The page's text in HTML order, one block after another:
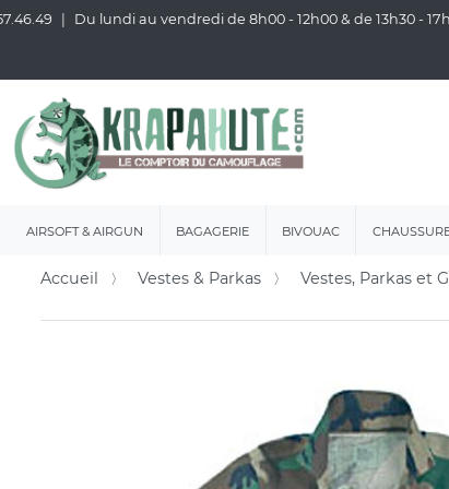
Du lundi au vendredi de 8h00 - 12h00 & de 13h30 -
AIRSOFT & AIRGUN BAGAGERIE BIVOUAC
Accueil Vestes & Parkas Vestes, Parkas et